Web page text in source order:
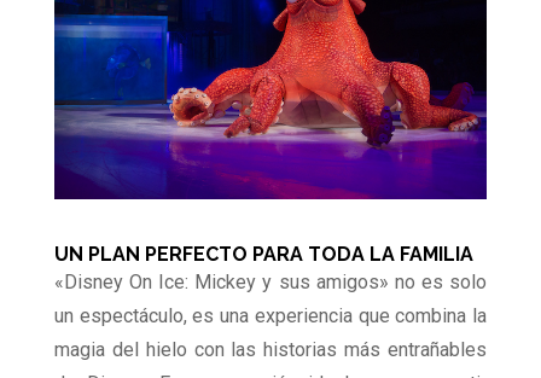
UN PLAN PERFECTO PARA TODA LA FAMILIA
«Disney On Ice: Mickey y sus amigos» no es solo
un espectáculo, es una experiencia que combina la
magia del hielo con las historias más entrañables